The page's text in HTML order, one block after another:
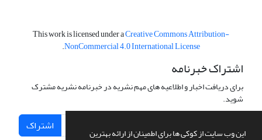
این وب سایت از کوکی ها برای اطمینان از ارائه بهترین
This work is licensed under aCreative Commons Attribution-
NonCommercial 4.0 International License
.
اشتراک خبرنامه
برای دریافت اخبار و اطلاعیه های مهم نشریه در خبرنامه نشریه مشترک
شوید.
اشتراک